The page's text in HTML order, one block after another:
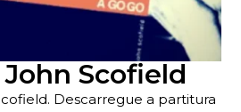
Scofield
Descarregue a partitura